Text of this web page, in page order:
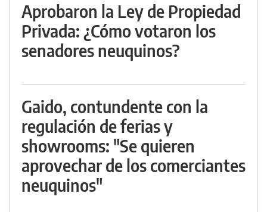
Aprobaron la Ley de Propiedad
Privada: ¿Cómo votaron los
senadores neuquinos?
Gaido, contundente con la
regulación de ferias y
showrooms: "Se quieren
aprovechar de los comerciantes
neuquinos"